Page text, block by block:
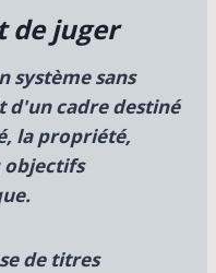
de juger
système sans
d'un cadre destiné
la propriété,
objectifs
de titres